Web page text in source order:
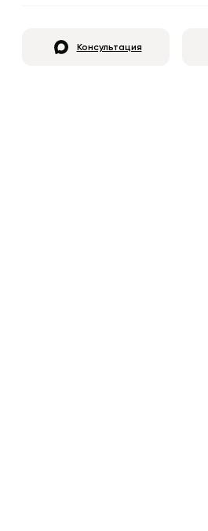
Консультация